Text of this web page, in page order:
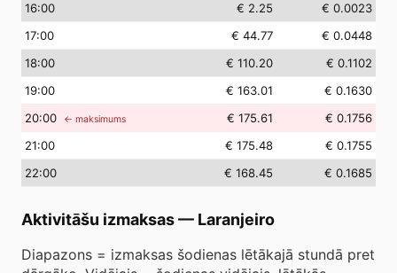
16:00 € 2.25
€ 0.0023
17:00 € 44.77
€ 0.0448
18:00 € 110.20
€ 0.1102
19:00 € 163.01
€ 0.1630
20:00 ← maksimums € 175.61
€ 0.1756
21:00 € 175.48
€ 0.1755
22:00 € 168.45 € 0.1685
Aktivitāšu izmaksas— Laranjeiro
Diapazons = izmaksas šodienas lētākajā stundā pret